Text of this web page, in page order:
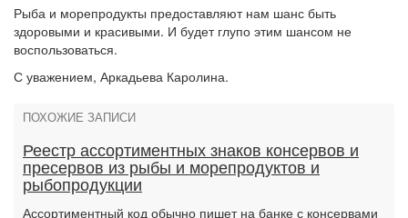
Рыба и морепродукты предоставляют нам шанс быть
здоровыми и красивыми. И будет глупо этим шансом не
воспользоваться.
С уважением, Аркадьева Каролина.
ПОХОЖИЕ ЗАПИСИ
Реестр ассортиментных знаков консервов и
пресервов из рыбы и морепродуктов и
рыбопродукции
Ассортиментный код обычно пишет на банке с консервами